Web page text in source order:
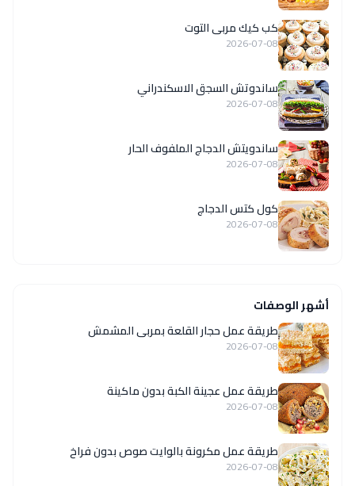
كب كيك مربى التوت
2026-07-08
ساندوتش السجق الاسكندراني
2026-07-08
ساندويتش الدجاج الملفوف الحار
2026-07-08
كول كتس الدجاج
2026-07-08
أشهر الوصفات
طريقة عمل حجار القلعة بمربى المشمش
2026-07-08
طريقة عمل عجينة الكبة بدون ماكينة
2026-07-08
طريقة عمل مكرونة بالوايت صوص بدون فراخ
2026-07-08